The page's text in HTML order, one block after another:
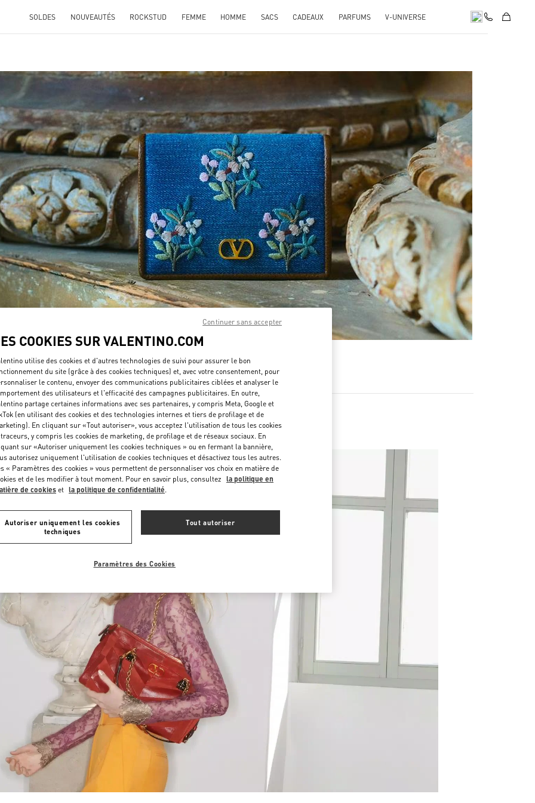
SOLDES NOUVEAUTÉS ROCKSTUD FEMME HOMME SACS CADEAUX PARFUMS V-UNIVERSE
IN NEW TAB
DÉCOUVRIR PLUS
Link Opens in New Tab
NOUVEAUTÉS
COOKIES SUR VALENTINO.COM
utilise des cookies et d'autres technologies de suivi pour assurer le bon
du site (grâce à des cookies techniques) et, avec votre consentement, pour
le contenu, envoyer des communications publicitaires ciblées et analyser le
des utilisateurs et l'efficacité des campagnes publicitaires. En outre,
partage certaines informations avec ses partenaires, y compris Meta, Google et
(en utilisant des cookies et des technologies internes et tiers de profilage et de
En cliquant sur «Tout autoriser», vous acceptez l'utilisation de tous les cookies
y compris les cookies de marketing, de profilage et de réseaux sociaux. En
sur «Autoriser uniquement les cookies techniques » ou en fermant la bannière,
autorisez uniquement l'utilisation de cookies techniques et désactivez tous les autres.
« Paramètres des cookies » vous permettent de personnaliser vos choix en matière de
et de les modifier à tout moment. Pour en savoir plus, consultez la politique en
de cookies et la politique de confidentialité.
Autoriser uniquement les cookies
techniques
Tout autoriser
Paramètres des Cookies
Continuer sans accepter